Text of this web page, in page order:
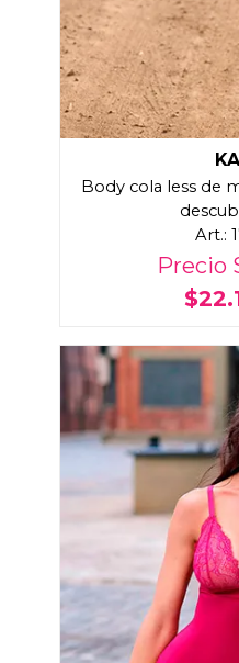
Body cola less de
Art.:
Precio